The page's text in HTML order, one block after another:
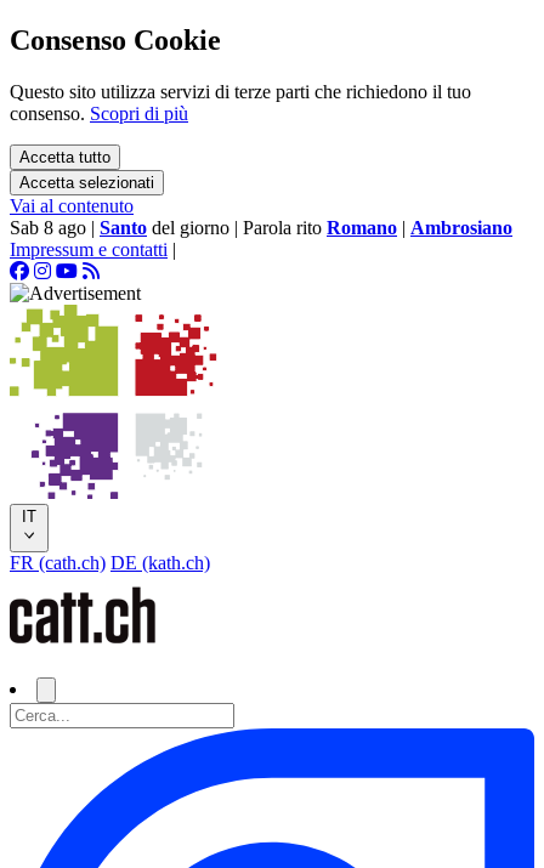
Consenso Cookie
Questo sito utilizza servizi di terze parti che richiedono il tuo
consenso. Scopri di più
Accetta tutto
Accetta selezionati
Vai al contenuto
Sab 8 ago | Santo del giorno | Parola rito Romano | Ambrosiano
Impressum e contatti |
IT
FR (cath.ch) DE (kath.ch)